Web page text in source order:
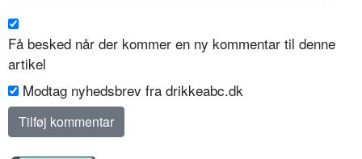
Få besked når der kommer en ny kommentar til denne
artikel
Modtag nyhedsbrev fra drikkeabc.dk